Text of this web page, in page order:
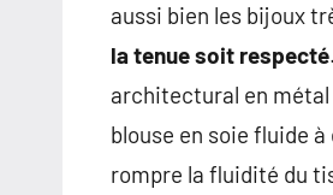
aussi bien les bijoux
la tenue soit respecté
architectural en métal
blouse en soie fluide
rompre la fluidité du